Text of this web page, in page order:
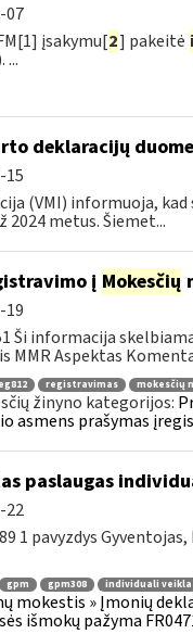
07
įsakymu[2] pakeitė
deklaracijų
15
(VMI) informuoja,
metus. Šiemet...
į Mokesčių
19
Ši informacija
MMR Aspektas
registravimas mokesčių
žinyno kategorijos:
asmens prašymas
paslaugas
22
1 pavyzdys
gpm gpm308 individuali veikla
mokestis » Įmonių
išmokų pažyma